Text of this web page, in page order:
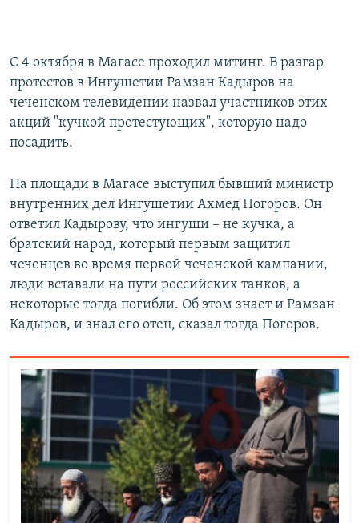
С 4 октября в Магасе проходил митинг. В разгар
протестов в Ингушетии Рамзан Кадыров на
чеченском телевидении назвал участников этих
акций "кучкой протестующих", которую надо
посадить.
На площади в Магасе выступил бывший министр
внутренних дел Ингушетии Ахмед Погоров. Он
ответил Кадырову, что ингуши – не кучка, а
братский народ, который первым защитил
чеченцев во время первой чеченской кампании,
люди вставали на пути российских танков, а
некоторые тогда погибли. Об этом знает и Рамзан
Кадыров, и знал его отец, сказал тогда Погоров.